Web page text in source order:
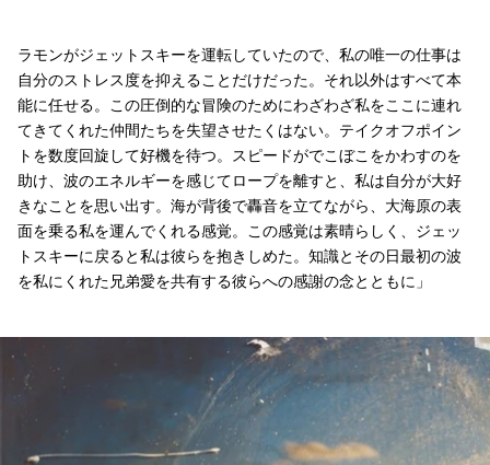
ラモンがジェットスキーを運転していたので、私の唯一の仕事は
自分のストレス度を抑えることだけだった。それ以外はすべて本
能に任せる。この圧倒的な冒険のためにわざわざ私をここに連れ
てきてくれた仲間たちを失望させたくはない。テイクオフポイン
トを数度回旋して好機を待つ。スピードがでこぼこをかわすのを
助け、波のエネルギーを感じてロープを離すと、私は自分が大好
きなことを思い出す。海が背後で轟音を立てながら、大海原の表
面を乗る私を運んでくれる感覚。この感覚は素晴らしく、ジェッ
トスキーに戻ると私は彼らを抱きしめた。知識とその日最初の波
を私にくれた兄弟愛を共有する彼らへの感謝の念とともに」